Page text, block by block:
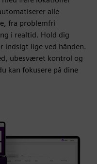
alle
fra problemfri
i realtid. Hold dig
indsigt lige ved hånden.
ubesværet kontrol og
kan fokusere på dine